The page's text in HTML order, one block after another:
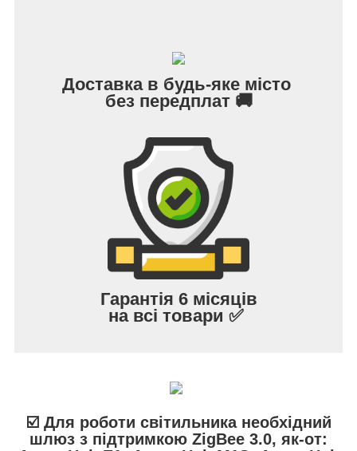
☑️ Для роботи світильника необхідний
шлюз з підтримкою ZigBee 3.0, як-от:
Доставка в будь-яке місто
без передплат 🚚
Гарантія 6 місяців
на всі товари ✅